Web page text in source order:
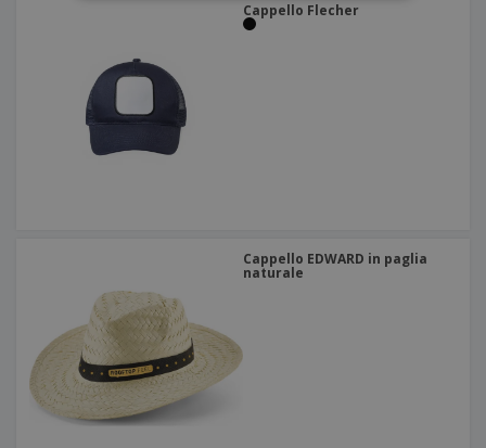
Cappello Flecher
Cappello EDWARD in paglia
naturale